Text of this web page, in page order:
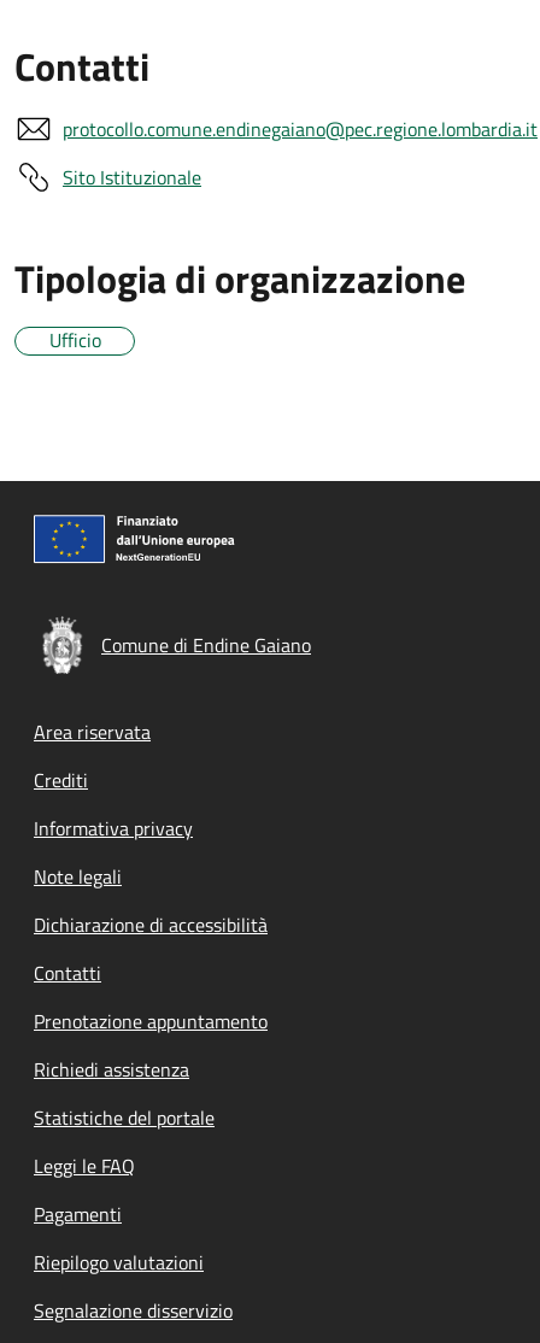
Contatti
protocollo.comune.endinegaiano@pec.regione.lombardia.it
Sito Istituzionale
Tipologia di organizzazione
Ufficio
Comune di Endine Gaiano
Footer menu
Area riservata
Crediti
Informativa privacy
Note legali
Dichiarazione di accessibilità
Contatti
Prenotazione appuntamento
Richiedi assistenza
Statistiche del portale
Leggi le FAQ
Pagamenti
Riepilogo valutazioni
Segnalazione disservizio